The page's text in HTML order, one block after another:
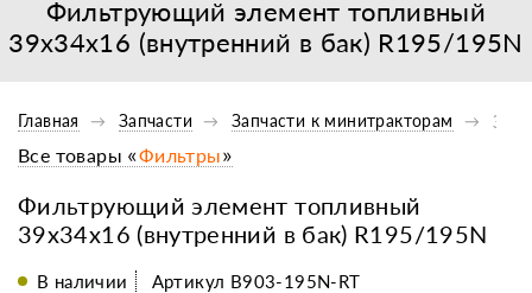
Фильтрующий элемент топливный
39х34х16 (внутренний в бак) R195/195N
Главная Запчасти Запчасти к минитракторам
Фильтрующий элемент топливный
39х34х16 (внутренний в бак) R195/195N
Все товары «Фильтры»
В наличии Артикул B903-195N-RT